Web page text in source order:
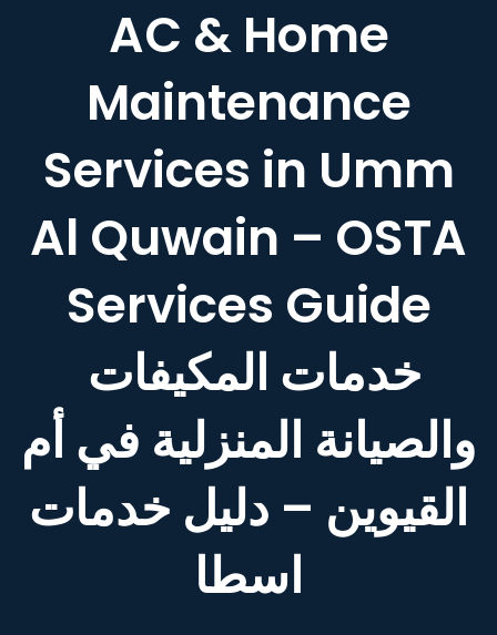
AC & Home
Maintenance
Services in Umm
Al Quwain – OSTA
Services Guide
والصيانة المنزلية في أم
القيوين – دليل خدمات
اسطا